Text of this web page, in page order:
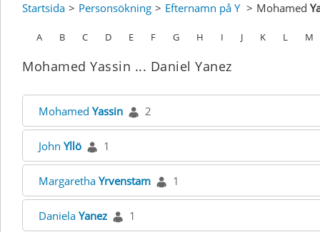
Startsida Personsökning Efternamn på Y Mohamed
A B C D E F G H I J K L M
Mohamed Yassin ... Daniel Yanez
Mohamed Yassin 2
John Yllö 1
Margaretha Yrvenstam 1
Daniela Yanez 1